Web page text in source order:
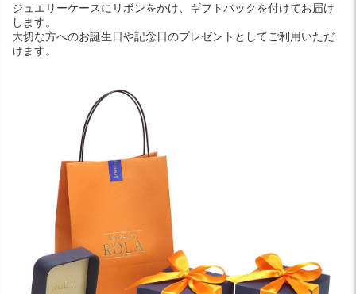
ジュエリーケースにリボンをかけ、ギフトバックを付けてお届け
します。
大切な方へのお誕生日や記念日のプレゼントとしてご利用いただ
けます。